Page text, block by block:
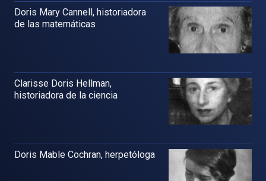
Doris Mary Cannell, historiadora
de las matemáticas
Clarisse Doris Hellman,
historiadora de la ciencia
Doris Mable Cochran, herpetóloga